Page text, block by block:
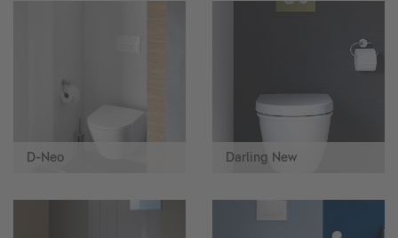
D-Neo Darling New